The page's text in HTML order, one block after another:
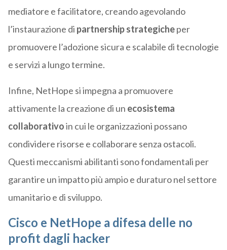
mediatore e facilitatore, creando agevolando
l’instaurazione di partnership strategicheper
promuovere l’adozione sicura e scalabile di tecnologie
e servizi a lungo termine.
Infine, NetHope si impegna a promuovere
attivamente la creazione di un ecosistema
collaborativoin cui le organizzazioni possano
condividere risorse e collaborare senza ostacoli.
Questi meccanismi abilitanti sono fondamentali per
garantire un impatto più ampio e duraturo nel settore
umanitario e di sviluppo.
Cisco e NetHope a difesa delle no
profit dagli hacker